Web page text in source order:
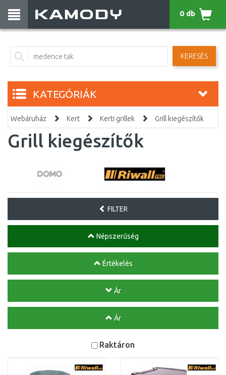
KERESÉS
0 db
KATEGÓRIÁK
Webáruház Kert Kerti grillek Grill kiegészítők
Grill kiegészítők
FILTER
Népszerűség
Értékelés
Ár
Ár
Raktáron